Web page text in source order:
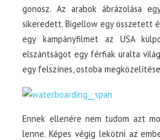
gonosz. Az arabok ábrázolása
sikeredett. Bigellow egy összetett
egy kampányfilmet az USA
elszántságot egy férfiak uralta
egy felszínes, ostoba
Ennek ellenére nem tudom azt
lenne. Képes végig lekötni az